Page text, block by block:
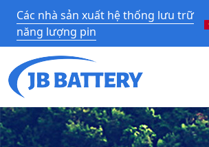
Các nhà sản xuất hệ thống lưu trữ
năng lượng pin